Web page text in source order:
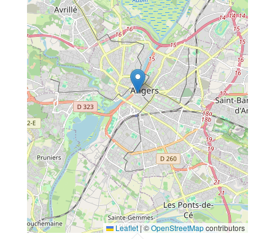
Leaflet|©OpenStreetMapcontributors